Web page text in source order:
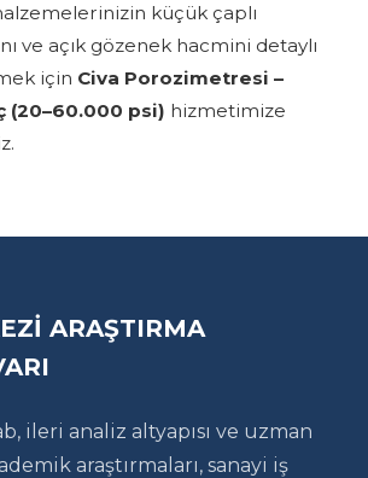
küçük çaplı
ve açık gözenek hacmini detaylı
için Civa Porozimetresi –
(20–60.000 psi) hizmetimize
ARAŞTIRMA
ileri analiz altyapısı ve uzman
araştırmaları, sanayi iş